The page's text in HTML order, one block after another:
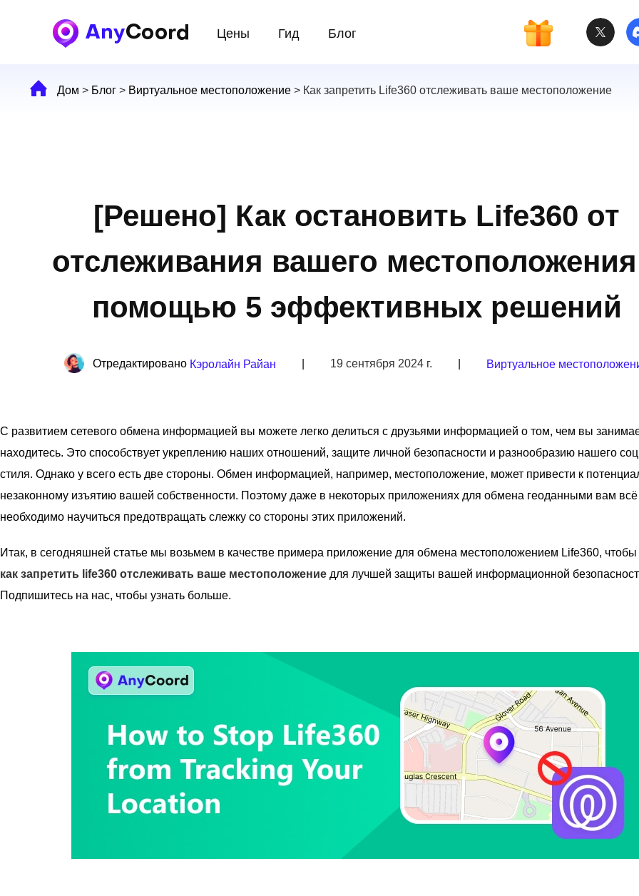
Цены Гид Блог
Дом > Блог > Виртуальное местоположение > Как запретить Life360 отслеживать ваше местоположение
[Решено] Как остановить Life360 от
отслеживания вашего
помощью 5 эффективных решений
Отредактировано Кэролайн Райан 19 сентября 2024 г. Виртуальное
С развитием сетевого обмена информацией вы можете легко делиться с друзьями информацией о том, чем вы
находитесь. Это способствует укреплению наших отношений, защите личной безопасности и разнообразию нашего
стиля. Однако у всего есть две стороны. Обмен информацией, например, местоположение, может привести к
незаконному изъятию вашей собственности. Поэтому даже в некоторых приложениях для обмена геоданными вам
необходимо научиться предотвращать слежку со стороны этих приложений.
Итак, в сегодняшней статье мы возьмем в качестве примера приложение для обмена местоположением Life360, чтобы
как запретить life360 отслеживать ваше местоположение для лучшей защиты вашей информационной
Подпишитесь на нас, чтобы узнать больше.